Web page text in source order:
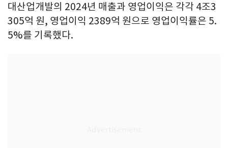
대산업개발의 2024년 매출과 영업이익은 각각 4조3
305억 원, 영업이익 2389억 원으로 영업이익률은 5.
5%를 기록했다.